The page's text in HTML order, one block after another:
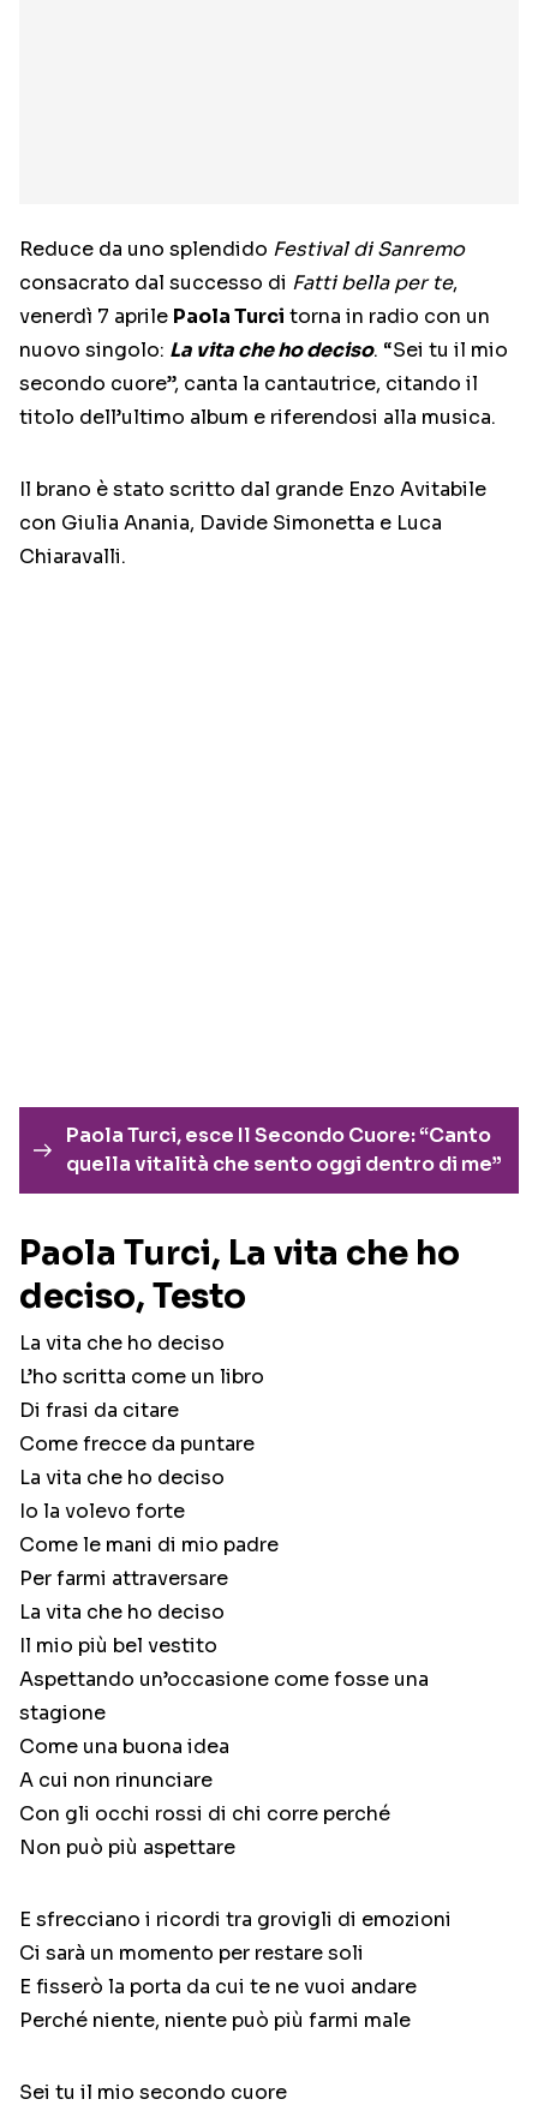
Reduce da uno splendido Festival di Sanremo
consacrato dal successo di Fatti bella per te,
venerdì 7 aprile Paola Turci torna in radio con un
nuovo singolo: La vita che ho deciso. “Sei tu il mio
secondo cuore”, canta la cantautrice, citando il
titolo dell’ultimo album e riferendosi alla musica.
Il brano è stato scritto dal grande Enzo Avitabile
con Giulia Anania, Davide Simonetta e Luca
Chiaravalli.
Paola Turci, esce Il Secondo Cuore: “Canto
quella vitalità che sento oggi dentro di me”
Paola Turci, La vita che ho
deciso, Testo
La vita che ho deciso
L’ho scritta come un libro
Di frasi da citare
Come frecce da puntare
La vita che ho deciso
Io la volevo forte
Come le mani di mio padre
Per farmi attraversare
La vita che ho deciso
Il mio più bel vestito
Aspettando un’occasione come fosse una
stagione
Come una buona idea
A cui non rinunciare
Con gli occhi rossi di chi corre perché
Non può più aspettare
E sfrecciano i ricordi tra grovigli di emozioni
Ci sarà un momento per restare soli
E fisserò la porta da cui te ne vuoi andare
Perché niente, niente può più farmi male
Sei tu il mio secondo cuore